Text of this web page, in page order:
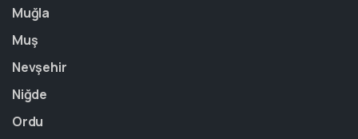
Muğla
Muş
Nevşehir
Niğde
Ordu